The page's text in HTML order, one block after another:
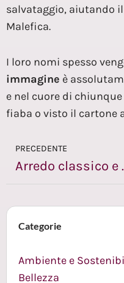
salvataggio, aiutando
Malefica.
I loro nomi spesso
immagine è
e nel cuore di
fiaba o visto il cartone
PRECEDENTE
Arredo
Categorie
Ambiente e
Bellezza